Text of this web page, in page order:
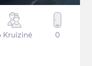
Kruizinė 0